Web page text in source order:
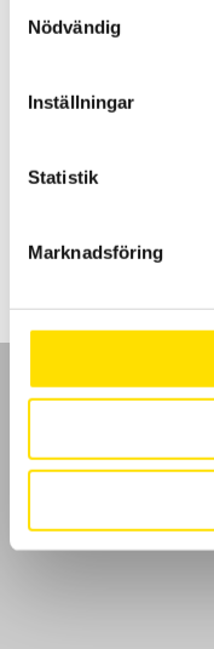
Nödvändig
Inställningar
Statistik
Marknadsföring
Praktisk och använbar
mA...3 kA växelström